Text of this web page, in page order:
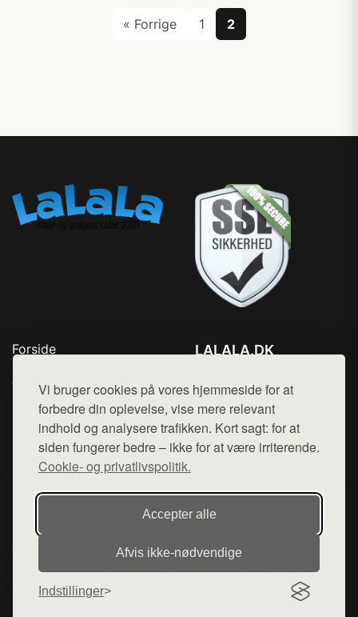
Vi bruger cookies på vores hjemmeside for at
forbedre din oplevelse, vise mere relevant
indhold og analysere trafikken. Kort sagt: for at
siden fungerer bedre – ikke for at være irriterende.
Cookie- og privatlivspolitik.
Accepter alle
Afvis ikke‑nødvendige
Indstillinger
« Forrige 1 2
Forside
Top Rabatter
Blog
Kontakt
LALALA.DK
Mail: hej@want.dk
Cookie- og privatlivspolitik
Denne side er en del af want.dk, der udgiver en række
hjemmesider med præsentation af forskellige produkter fra
diverse webshops. Der sælges ikke varer fra denne side - vi
henviser til de shops, som sælger varen. Vi har heller ikke
varerne på lager.